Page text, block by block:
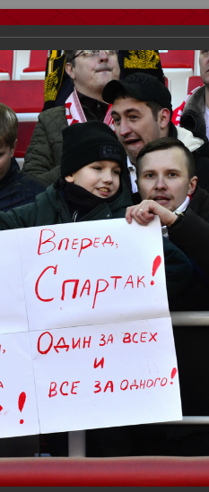
Стадионы О футболе КБ Форум
2020 > Спартак - Пахтакор - 4:0
сайта!
их в этом разделе.